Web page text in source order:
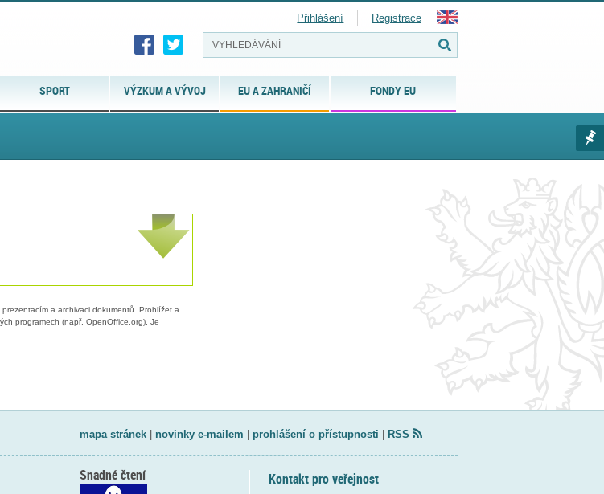
SPORT VÝZKUM A VÝVOJ EU A ZAHRANIČÍ FONDY EU
Přihlášení Registrace
a archivaci dokumentů. Prohlížet a
programech (např. OpenOffice.org). Je
mapa stránek| novinky e-mailem prohlášení o přístupnosti RSS
Kontakt pro veřejnost
Snadné čtení